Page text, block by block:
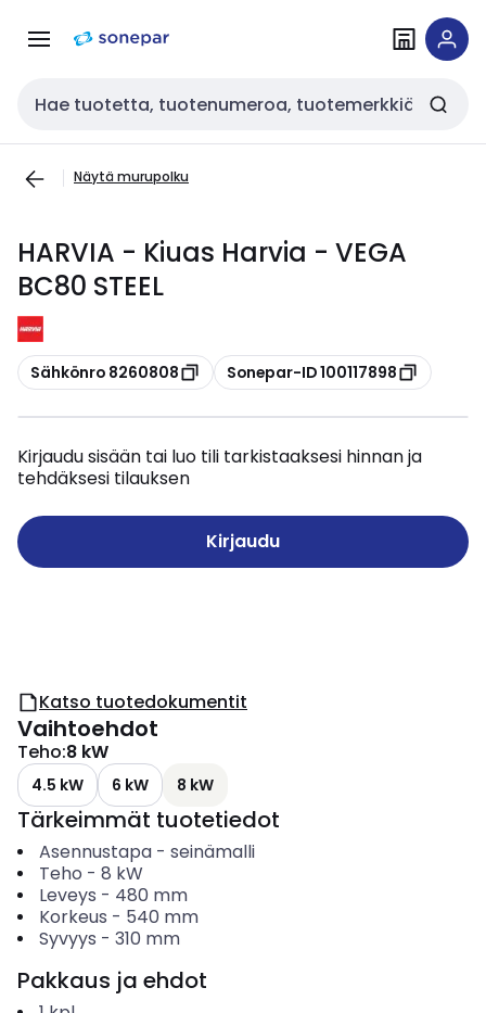
navigointiinsisältöön
Haku
Näytä murupolku
HARVIA - Kiuas Harvia - VEGA
BC80 STEEL
Kopioi
Sähkönro 8260808 Kopioi
Sonepar-ID 100117898
Kirjaudu sisään tai luo tili tarkistaaksesi hinnan ja
tehdäksesi tilauksen
Kirjaudu
Katso tuotedokumentit
Vaihtoehdot
Teho:8 kW
4.5 kW 6 kW 8 kW
Tärkeimmät tuotetiedot
Asennustapa- seinämalli
Teho - 8 kW
Leveys - 480 mm
Korkeus - 540 mm
Syvyys - 310 mm
Pakkaus ja ehdot